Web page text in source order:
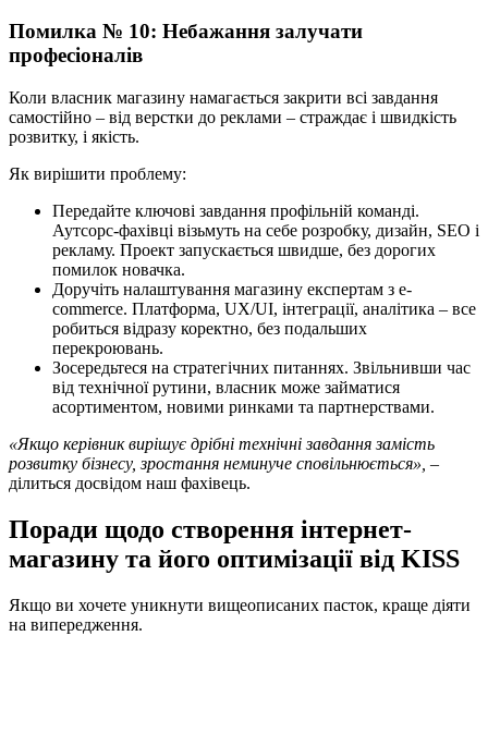
Помилка № 10: Небажання залучати
професіоналів
Коли власник магазину намагається закрити всі завдання
самостійно – від верстки до реклами – страждає і швидкість
розвитку, і якість.
Як вирішити проблему:
Передайте ключові завдання профільній команді.
Аутсорс-фахівці візьмуть на себе розробку, дизайн, SEO і
рекламу. Проект запускається швидше, без дорогих
помилок новачка.
Доручіть налаштування магазину експертам з e-
commerce. Платформа, UX/UI, інтеграції, аналітика – все
робиться відразу коректно, без подальших
перекроювань.
Зосередьтеся на стратегічних питаннях. Звільнивши час
від технічної рутини, власник може займатися
асортиментом, новими ринками та партнерствами.
«Якщо керівник вирішує дрібні технічні завдання замість
розвитку бізнесу, зростання неминуче сповільнюється», –
ділиться досвідом наш фахівець.
Поради щодо створення інтернет-
магазину та його оптимізації від KISS
Якщо ви хочете уникнути вищеописаних пасток, краще діяти
на випередження.